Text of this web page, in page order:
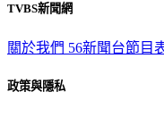
TVBS新聞網
關於我們 56新聞台節目
政策與隱私